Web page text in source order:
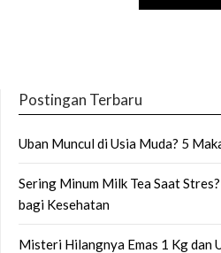
Postingan Terbaru
Uban Muncul di Usia Muda? 5
Sering Minum Milk Tea Saat
bagi Kesehatan
Misteri Hilangnya Emas 1 Kg dan